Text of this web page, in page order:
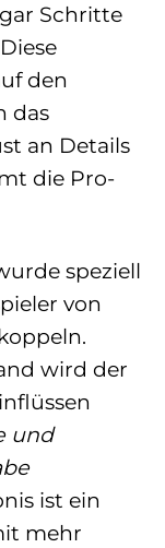
Schritte
den
das
an Details
die Pro-
speziell
von
wird der
und
ist ein
mehr